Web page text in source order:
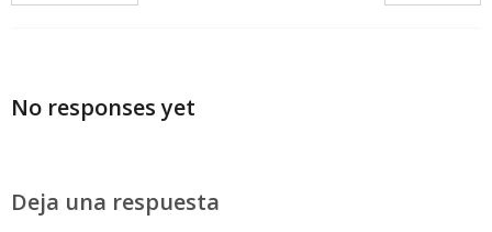
No responses yet
Deja una respuesta